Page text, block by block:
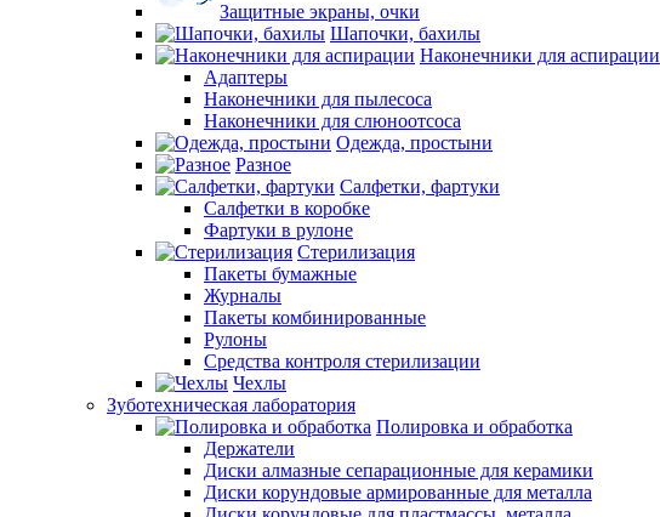
Защитные экраны, очки
Шапочки, бахилы
Наконечники для аспирации
Адаптеры
Наконечники для пылесоса
Наконечники для слюноотсоса
Одежда, простыни
Разное
Салфетки, фартуки
Салфетки в коробке
Фартуки в рулоне
Стерилизация
Пакеты бумажные
Журналы
Пакеты комбинированные
Рулоны
Средства контроля стерилизации
Чехлы
Зуботехническая лаборатория
Полировка и обработка
Держатели
Диски алмазные сепарационные для керамики
Диски корундовые армированные для металла